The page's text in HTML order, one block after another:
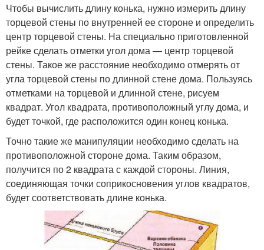
Чтобы вычислить длину конька, нужно измерить длину
торцевой стены по внутренней ее стороне и определить
центр торцевой стены. На специально приготовленной
рейке сделать отметки угол дома — центр торцевой
стены. Такое же расстояние необходимо отмерять от
угла торцевой стены по длинной стене дома. Пользуясь
отметками на торцевой и длинной стене, рисуем
квадрат. Угол квадрата, противоположный углу дома, и
будет точкой, где расположится один конец конька.
Точно такие же манипуляции необходимо сделать на
противоположной стороне дома. Таким образом,
получится по 2 квадрата с каждой стороны. Линия,
соединяющая точки соприкосновения углов квадратов,
будет соответствовать длине конька.